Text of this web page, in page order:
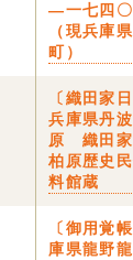
―一七四
（現兵庫
町）
〔織田家
兵庫県丹
原 織田家
柏原歴史
料館蔵
〔御用覚
庫県龍野